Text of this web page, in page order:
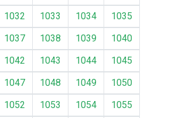
1032 1033 1034
1035
1037 1038 1039
1040
1042 1043 1044
1045
1047 1048 1049
1050
1052 1053 1054
1055